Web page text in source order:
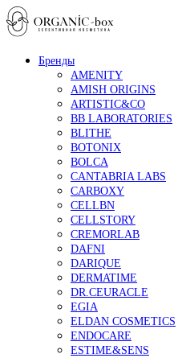
Бренды
AMENITY
AMISH ORIGINS
ARTISTIC&CO
BB LABORATORIES
BLITHE
BOTONIX
BOLCA
CANTABRIA LABS
CARBOXY
CELLBN
CELLSTORY
CREMORLAB
DAFNI
DARIQUE
DERMATIME
DR.CEURACLE
EGIA
ELDAN COSMETICS
ENDOCARE
ESTIME&SENS